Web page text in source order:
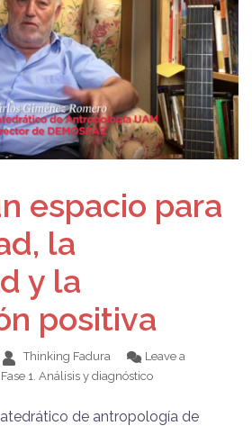
espacio para
la
y la
positiva
Thinking Fadura
Leave a
Fase 1. Análisis y diagnóstico
de antropología de